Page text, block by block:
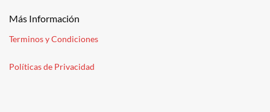
Más Información
Terminos y Condiciones
Políticas de Privacidad